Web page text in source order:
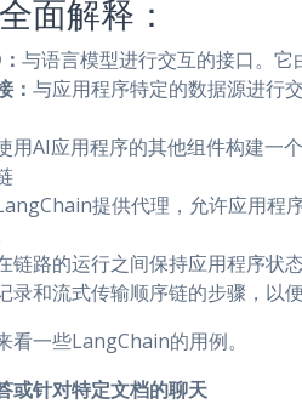
面解释：
与语言模型进行交互的接口。
： 与应用程序特定的数据源进行
用AI应用程序的其他组件构建一
提供代理，允许应用程
链路的运行之间保持应用程序状
录和流式传输顺序链的步骤，以
看一些LangChain的用例。
或针对特定文档的聊天